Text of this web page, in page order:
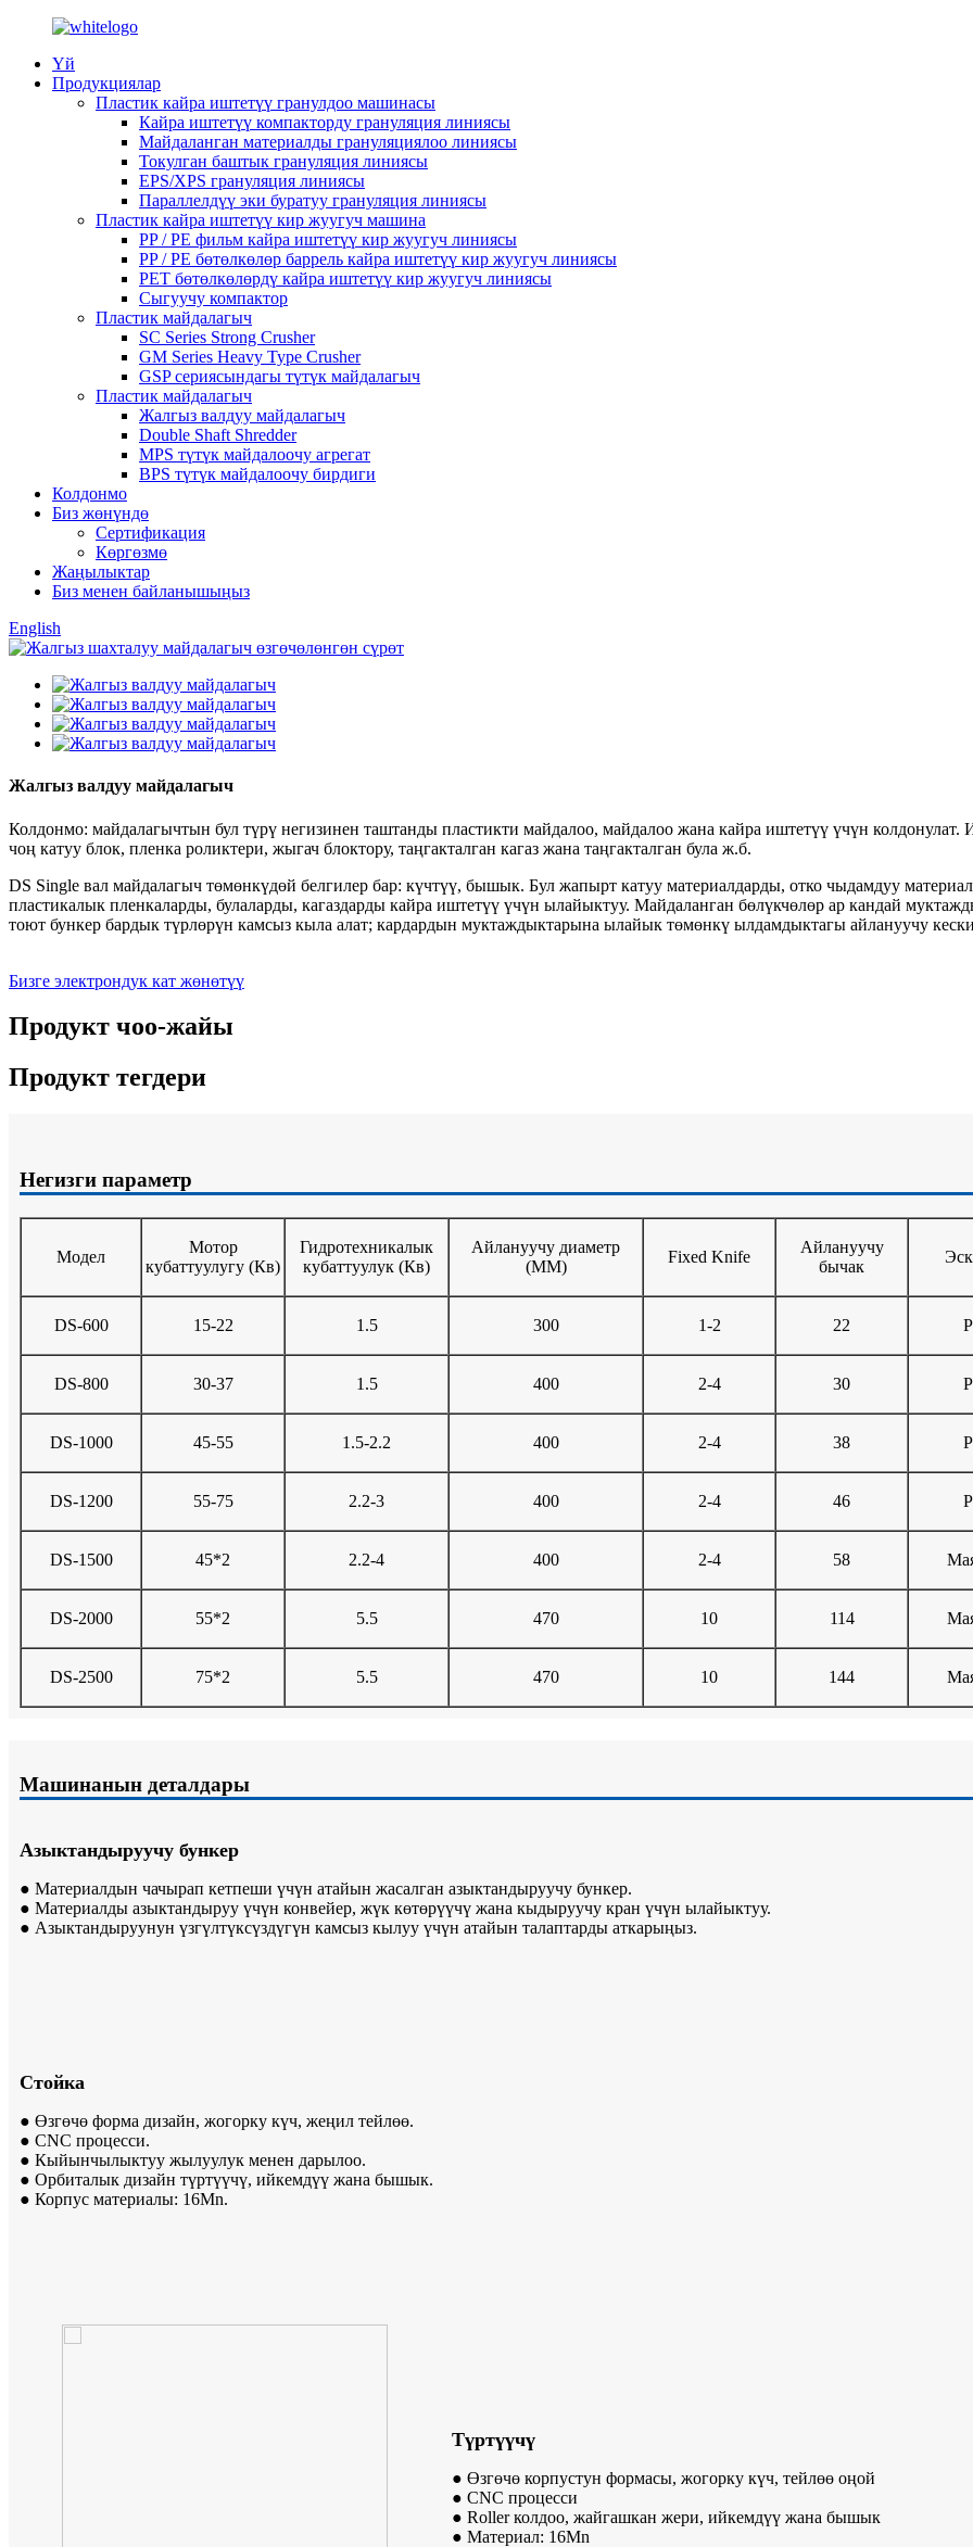
Үй
Продукциялар
Пластик кайра иштетүү гранулдоо машинасы
Кайра иштетүү компакторду грануляция линиясы
Майдаланган материалды грануляциялоо линиясы
Токулган баштык грануляция линиясы
EPS/XPS грануляция линиясы
Параллелдүү эки буратуу грануляция линиясы
Пластик кайра иштетүү кир жуугуч машина
PP / PE фильм кайра иштетүү кир жуугуч линиясы
PP / PE бөтөлкөлөр баррель кайра иштетүү кир жуугуч линиясы
PET бөтөлкөлөрдү кайра иштетүү кир жуугуч линиясы
Сыгуучу компактор
Пластик майдалагыч
SC Series Strong Crusher
GM Series Heavy Type Crusher
GSP сериясындагы түтүк майдалагыч
Пластик майдалагыч
Жалгыз валдуу майдалагыч
Double Shaft Shredder
MPS түтүк майдалоочу агрегат
BPS түтүк майдалоочу бирдиги
Колдонмо
Биз жөнүндө
Сертификация
Көргөзмө
Жаңылыктар
Биз менен байланышыңыз
English
Жалгыз валдуу майдалагыч
Колдонмо: майдалагычтын бул түрү негизинен таштанды пластикти майдалоо, майдалоо жана кайра иштетүү үчүн
чоң катуу блок, пленка роликтери, жыгач блоктору, таңгакталган кагаз жана таңгакталган була ж.б.
DS Single вал майдалагыч төмөнкүдөй белгилер бар: күчтүү, бышык. Бул жапырт катуу материалдарды, отко чыдамдуу
пластикалык пленкаларды, булаларды, кагаздарды кайра иштетүү үчүн ылайыктуу. Майдаланган бөлүкчөлөр ар кандай
тоют бункер бардык түрлөрүн камсыз кыла алат; кардардын муктаждыктарына ылайык төмөнкү ылдамдыктагы айлануучу
Бизге электрондук кат жөнөтүү
Продукт чоо-жайы
Продукт тегдери
Негизги параметр
Модел
Мотор
кубаттуулугу (Кв)
Гидротехникалык
кубаттуулук (Кв)
Айлануучу диаметр
(MM)
Fixed Knife
Айлануучу
бычак
DS-600 15-22 1.5 300 1-2 22
DS-800 30-37 1.5 400 2-4 30
DS-1000 45-55 1.5-2.2 400 2-4 38
DS-1200 55-75 2.2-3 400 2-4 46
DS-1500 45*2 2.2-4 400 2-4 58
DS-2000 55*2 5.5 470 10 114
DS-2500 75*2 5.5 470 10 144
Машинанын деталдары
Азыктандыруучу бункер
● Материалдын чачырап кетпеши үчүн атайын жасалган азыктандыруучу бункер.
● Материалды азыктандыруу үчүн конвейер, жүк көтөрүүчү жана кыдыруучу кран үчүн ылайыктуу.
● Азыктандыруунун үзгүлтүксүздүгүн камсыз кылуу үчүн атайын талаптарды аткарыңыз.
Стойка
● Өзгөчө форма дизайн, жогорку күч, жеңил тейлөө.
● CNC процесси.
● Кыйынчылыктуу жылуулук менен дарылоо.
● Орбиталык дизайн түртүүчү, ийкемдүү жана бышык.
● Корпус материалы: 16Mn.
Түртүүчү
● Өзгөчө корпустун формасы, жогорку күч, тейлөө оңой
● CNC процесси
● Roller колдоо, жайгашкан жери, ийкемдүү жана бышык
● Материал: 16Mn